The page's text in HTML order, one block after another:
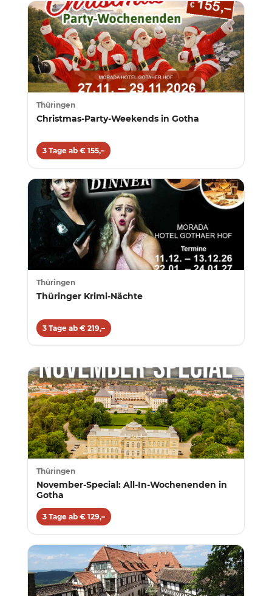
Thüringen
Christmas-Party-Weekends in Gotha
3 Tage ab € 155,–
Thüringen
Thüringer Krimi-Nächte
3 Tage ab € 219,–
Thüringen
November-Special: All-In-Wochenenden in
Gotha
3 Tage ab € 129,–